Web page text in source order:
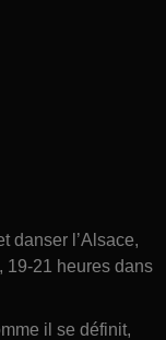
danser l’Alsace,
19-21 heures dans
il se définit,